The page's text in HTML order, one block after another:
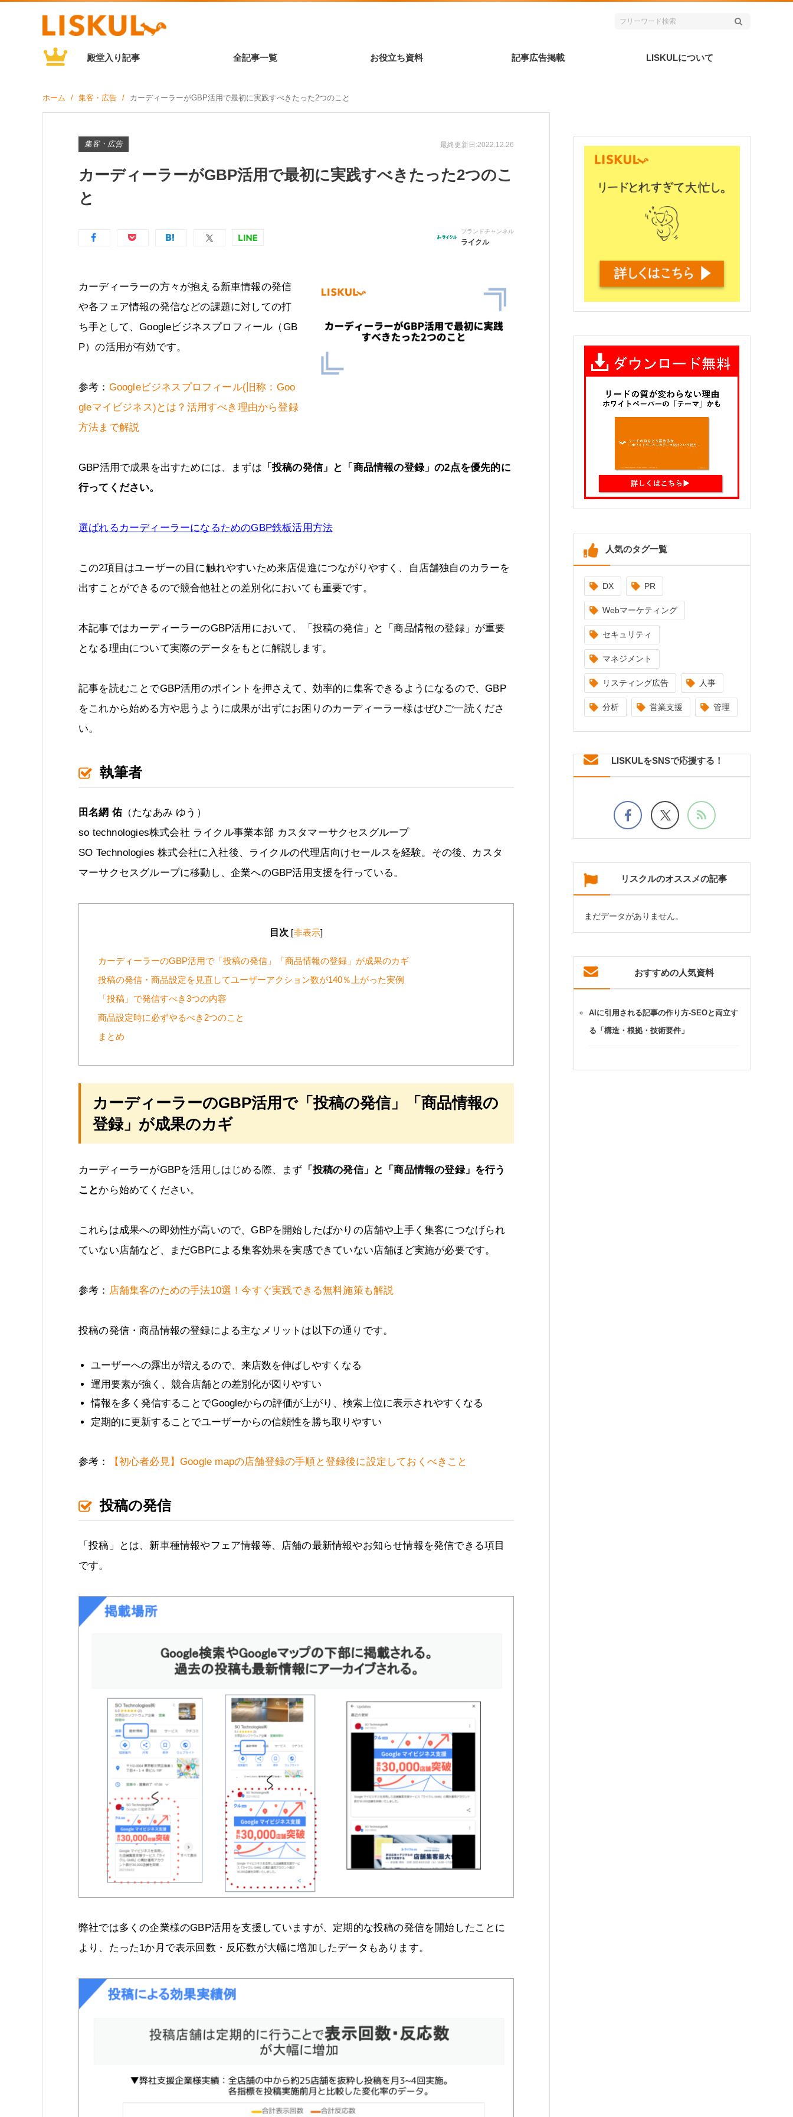
殿堂入り記事 全記事一覧 お役立ち資料 記事広告掲載 LISKULについて
ホーム 集客・広告 カーディーラーがGBP活用で最初に実践すべきたった2つのこと
集客・広告 最終更新日:2022.12.26
カーディーラーがGBP活用で最初に実践すべきたった2つのこ
と
ブランドチャンネル
ライクル
カーディーラーの方々が抱える新車情報の発信
や各フェア情報の発信などの課題に対しての打
ち手として、Googleビジネスプロフィール（GB
P）の活用が有効です。
参考： Googleビジネスプロフィール(旧称：Goo
gleマイビジネス)とは？活用すべき理由から登録
方法まで解説
GBP活用で成果を出すためには、まずは 「投稿の発信」と「商品情報の登録」の2点を優先的に
行ってください。
選ばれるカーディーラーになるためのGBP鉄板活用方法
この2項目はユーザーの目に触れやすいため来店促進につながりやすく、自店舗独自のカラーを
出すことができるので競合他社との差別化においても重要です。
本記事ではカーディーラーのGBP活用において、「投稿の発信」と「商品情報の登録」が重要
となる理由について実際のデータをもとに解説します。
記事を読むことでGBP活用のポイントを押さえて、効率的に集客できるようになるので、GBP
をこれから始める方や思うように成果が出ずにお困りのカーディーラー様はぜひご一読くださ
い。
執筆者
田名網 佑（たなあみ ゆう）
so technologies株式会社 ライクル事業本部 カスタマーサクセスグループ
SO Technologies 株式会社に入社後、ライクルの代理店向けセールスを経験。その後、カスタ
マーサクセスグループに移動し、企業へのGBP活用支援を行っている。
目次 [非表示]
カーディーラーのGBP活用で「投稿の発信」「商品情報の登録」が成果のカギ
投稿の発信・商品設定を見直してユーザーアクション数が140％上がった実例
「投稿」で発信すべき3つの内容
商品設定時に必ずやるべき2つのこと
まとめ
カーディーラーのGBP活用で「投稿の発信」「商品情報の
登録」が成果のカギ
カーディーラーがGBPを活用しはじめる際、まず 「投稿の発信」と「商品情報の登録」を行う
ことから始めてください。
これらは成果への即効性が高いので、GBPを開始したばかりの店舗や上手く集客につなげられ
ていない店舗など、まだGBPによる集客効果を実感できていない店舗ほど実施が必要です。
参考： 店舗集客のための手法10選！今すぐ実践できる無料施策も解説
投稿の発信・商品情報の登録による主なメリットは以下の通りです。
ユーザーへの露出が増えるので、来店数を伸ばしやすくなる
運用要素が強く、競合店舗との差別化が図りやすい
情報を多く発信することでGoogleからの評価が上がり、検索上位に表示されやすくなる
定期的に更新することでユーザーからの信頼性を勝ち取りやすい
参考： 【初心者必見】Google mapの店舗登録の手順と登録後に設定しておくべきこと
投稿の発信
「投稿」とは、新車種情報やフェア情報等、店舗の最新情報やお知らせ情報を発信できる項目
です。
弊社では多くの企業様のGBP活用を支援していますが、定期的な投稿の発信を開始したことに
より、たった1か月で表示回数・反応数が大幅に増加したデータもあります。
人気のタグ一覧
DX PR
Webマーケティング
セキュリティ
マネジメント
リスティング広告 人事
分析 営業支援 管理
LISKULをSNSで応援する！
リスクルのオススメの記事
まだデータがありません。
おすすめの人気資料
AIに引用される記事の作り方-SEOと両立す
る「構造・根拠・技術要件」